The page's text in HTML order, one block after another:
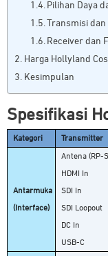
Pilihan Daya
Transmisi
Receiver dan
Harga Hollyland
Kesimpulan
Spesifikasi
Kategori Transmitter
Antarmuka
(Interface)
Antena (RP-
HDMI In
SDI In
SDI Loopout
DC In
USB-C